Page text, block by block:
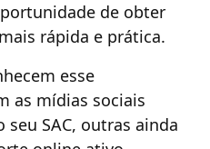
de obter
rápida e prática.
esse
as mídias sociais
SAC, outras ainda